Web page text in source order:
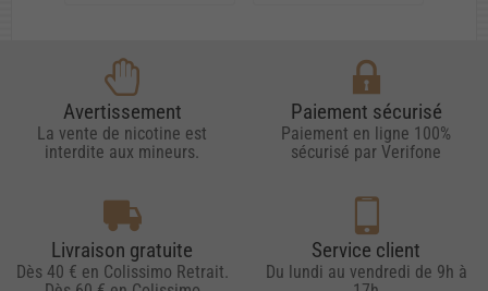
Avertissement
La vente de nicotine est
interdite aux mineurs.
Paiement sécurisé
Paiement en ligne 100%
sécurisé par Verifone
Livraison gratuite
Dès 40 € en Colissimo Retrait.
Service client
Du lundi au vendredi de 9h à